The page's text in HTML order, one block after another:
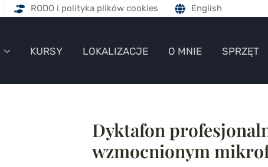
RODO i polityka plików cookies English
KURSY LOKALIZACJE O MNIE SPRZĘT
Dyktafon
wzmocnionym